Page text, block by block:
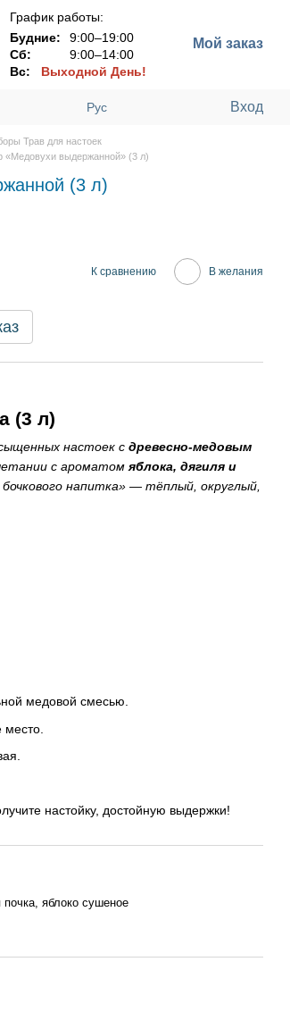
График работы:
Будние:
9:00–19:00
Сб:
9:00–14:00
Вс: Выходной День!
Мой заказ
Рус Вход
Трав для настоек
«Медовухи выдержанной» (3 л)
(3 л)
К сравнению В желания
(3 л)
настоек с древесно-медовым
с ароматом яблока, дягиля и
напитка» — тёплый, округлый,
медовой смесью.
место.
настойку, достойную выдержки!
почка, яблоко сушеное